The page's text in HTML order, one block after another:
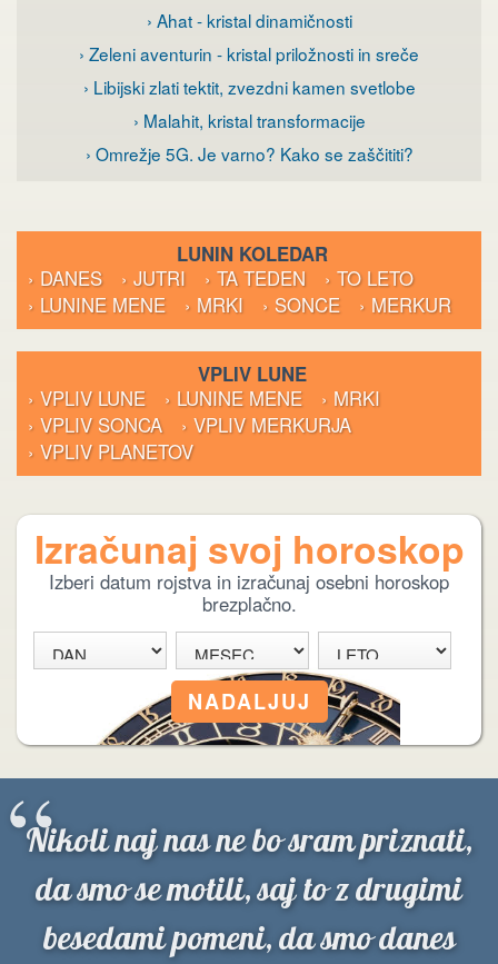
› Ahat - kristal dinamičnosti
› Zeleni aventurin - kristal priložnosti in sreče
› Libijski zlati tektit, zvezdni kamen svetlobe
› Malahit, kristal transformacije
› Omrežje 5G. Je varno? Kako se zaščititi?
LUNIN KOLEDAR
› DANES
› JUTRI › TA TEDEN
› TO LETO
› LUNINE MENE
› MRKI › SONCE › MERKUR
VPLIV LUNE
› VPLIV LUNE
› LUNINE MENE
› MRKI
› VPLIV SONCA
› VPLIV MERKURJA
› VPLIV PLANETOV
Izračunaj svoj horoskop
Izberi datum rojstva in izračunaj osebni horoskop
brezplačno.
Nikoli naj nas ne bo sram priznati,
da smo se motili, saj to z drugimi
besedami pomeni, da smo danes
“